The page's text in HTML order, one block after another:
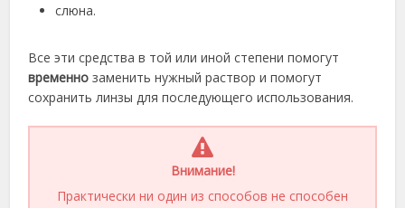
слюна.
Все эти средства в той или иной степени помогут
временно заменить нужный раствор и помогут
сохранить линзы для последующего использования.
Внимание!
Практически ни один из способов не способен